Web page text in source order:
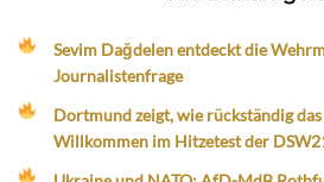
Sevim Dağdelen entdeckt die
Journalistenfrage
Dortmund zeigt, wie rückständig
Willkommen im Hitzetest der